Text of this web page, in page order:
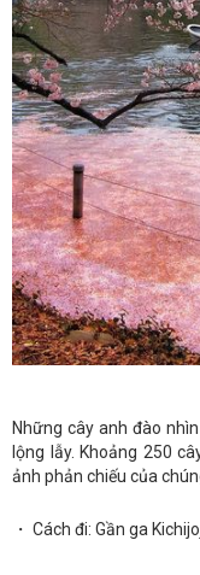
Những cây anh đào
lộng lẫy. Khoảng 250
ảnh phản chiếu của
・ Cách đi: Gần ga